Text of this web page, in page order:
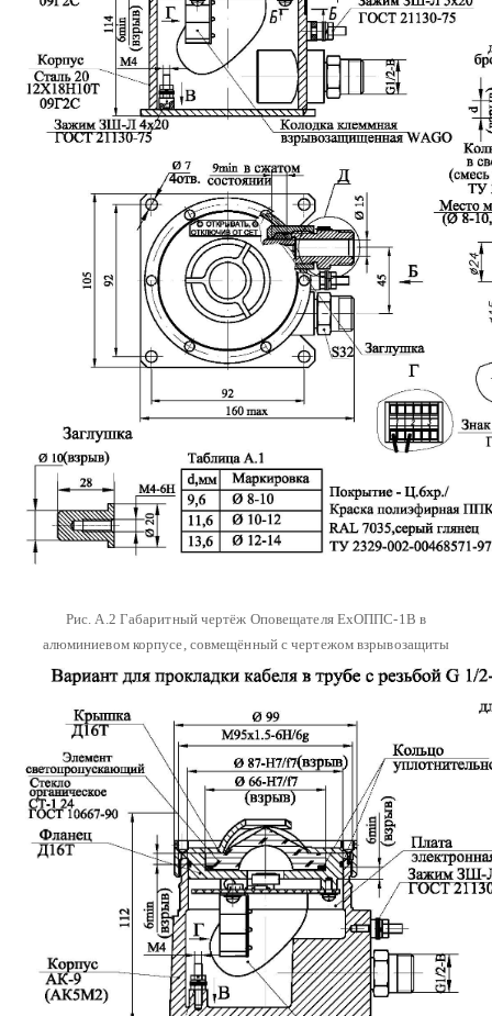
Рис. А.2 Габаритный чертёж Оповещателя ЕхОППС-1В в
алюминиевом корпусе, совмещённый с чертежом взрывозащиты